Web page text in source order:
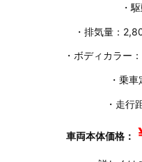
・
・排気量：
・ボディカラー
・乗
・走行
車両本体価格：